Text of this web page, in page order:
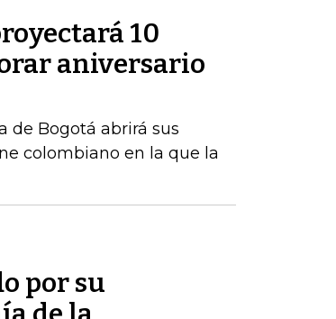
10
aniversario
de Bogotá abrirá sus
colombiano en la que la
por su